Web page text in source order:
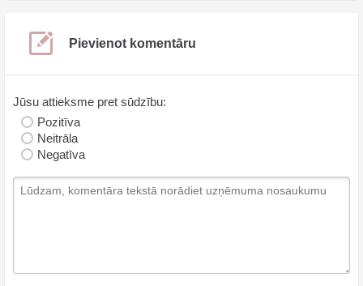
Pievienot komentāru
Jūsu attieksme pret sūdzību:
Pozitīva
Neitrāla
Negatīva